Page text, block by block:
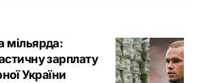
мільярда:
зарплату
України